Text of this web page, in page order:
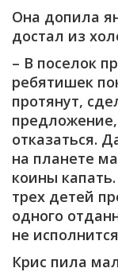
Она допила
достал из
– В поселок
ребятишек
протянут,
предложение,
отказаться.
на планете
коины
трех детей
одного
не
Крис пила